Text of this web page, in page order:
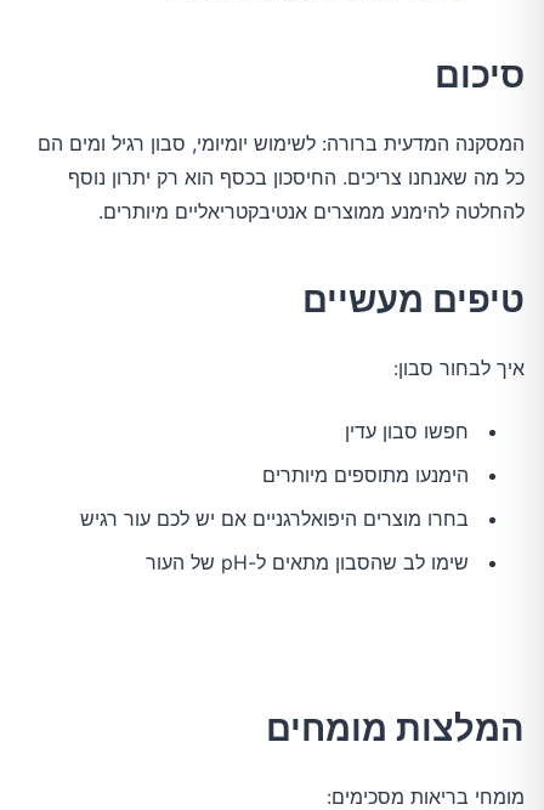
סיכום
להחלטה להימנע ממוצרים אנטיבקטריאליים מיותרים.
טיפים מעשיים
איך לבחור סבון:
חפשו סבון עדין
הימנעו מתוספים מיותרים
בחרו מוצרים היפואלרגניים אם יש לכם עור רגיש
שימו לב שהסבון מתאים ל-pH של העור
המלצות מומחים
מומחי בריאות מסכימים: